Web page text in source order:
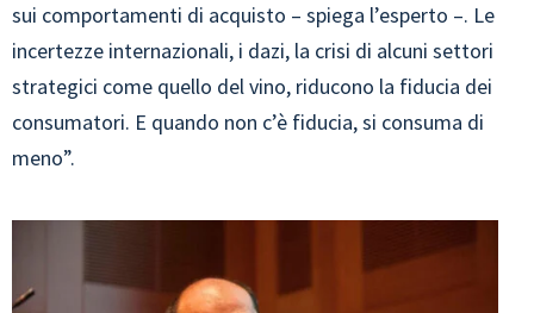
sui comportamenti di acquisto – spiega l’esperto –. Le
incertezze internazionali, i dazi, la crisi di alcuni settori
strategici come quello del vino, riducono la fiducia dei
consumatori. E quando non c’è fiducia, si consuma di
meno”.